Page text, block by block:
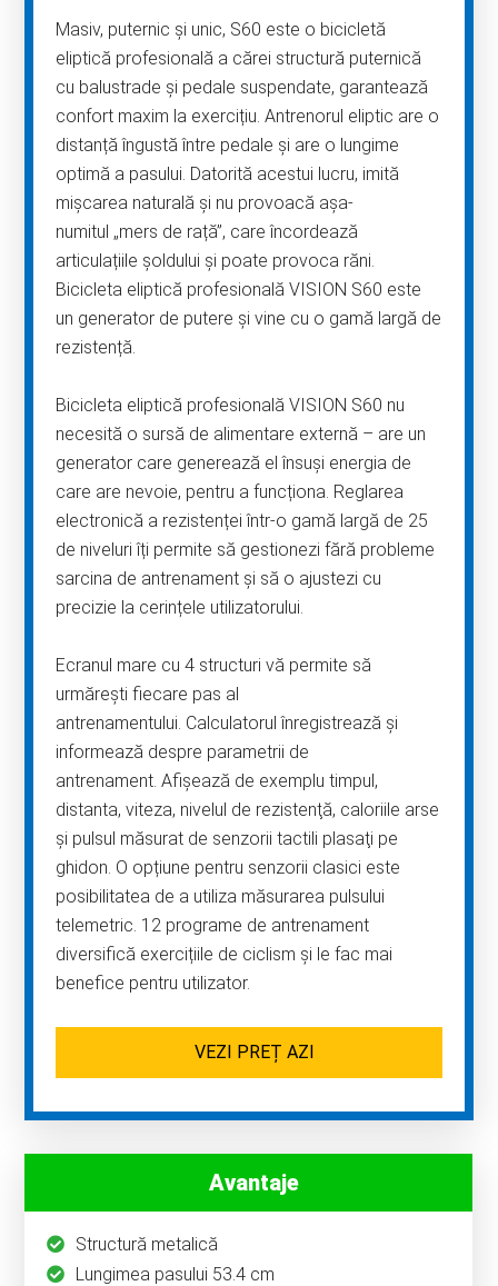
Masiv, puternic și unic, S60 este o bicicletă
eliptică profesională a cărei structură puternică
cu balustrade și pedale suspendate, garantează
confort maxim la exercițiu. Antrenorul eliptic are o
distanță îngustă între pedale și are o lungime
optimă a pasului. Datorită acestui lucru, imită
mișcarea naturală și nu provoacă așa-
numitul „mers de rață”, care încordează
articulațiile șoldului și poate provoca răni.
Bicicleta eliptică profesională VISION S60 este
un generator de putere și vine cu o gamă largă de
rezistență.
Bicicleta eliptică profesională VISION S60 nu
necesită o sursă de alimentare externă – are un
generator care generează el însuși energia de
care are nevoie, pentru a funcționa. Reglarea
electronică a rezistenței într-o gamă largă de 25
de niveluri îți permite să gestionezi fără probleme
sarcina de antrenament și să o ajustezi cu
precizie la cerințele utilizatorului.
Ecranul mare cu 4 structuri vă permite să
urmărești fiecare pas al
antrenamentului. Calculatorul înregistrează și
informează despre parametrii de
antrenament. Afișează de exemplu timpul,
distanta, viteza, nivelul de rezistenţă, caloriile arse
şi pulsul măsurat de senzorii tactili plasaţi pe
ghidon. O opțiune pentru senzorii clasici este
posibilitatea de a utiliza măsurarea pulsului
telemetric. 12 programe de antrenament
diversifică exercițiile de ciclism și le fac mai
benefice pentru utilizator.
VEZI PREȚ AZI
Avantaje
Structură metalică
Lungimea pasului 53.4 cm